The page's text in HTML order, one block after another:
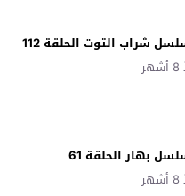
شراب التوت الحلقة 112
بهار الحلقة 61